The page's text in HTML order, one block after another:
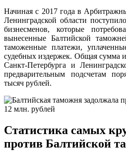
Начиная с 2017 года в
Ленинградской области
бизнесменов, которые
вынесенные Балтийской
таможенные платежи,
судебных издержек. Общая сумма
Санкт-Петербурга и
предварительным подсчетам
тысяч рублей.
Статистика самых
против Балтийской